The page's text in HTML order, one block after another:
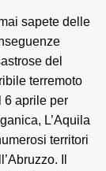
sapete delle
del
terremoto
6 aprile per
L’Aquila
territori
Il